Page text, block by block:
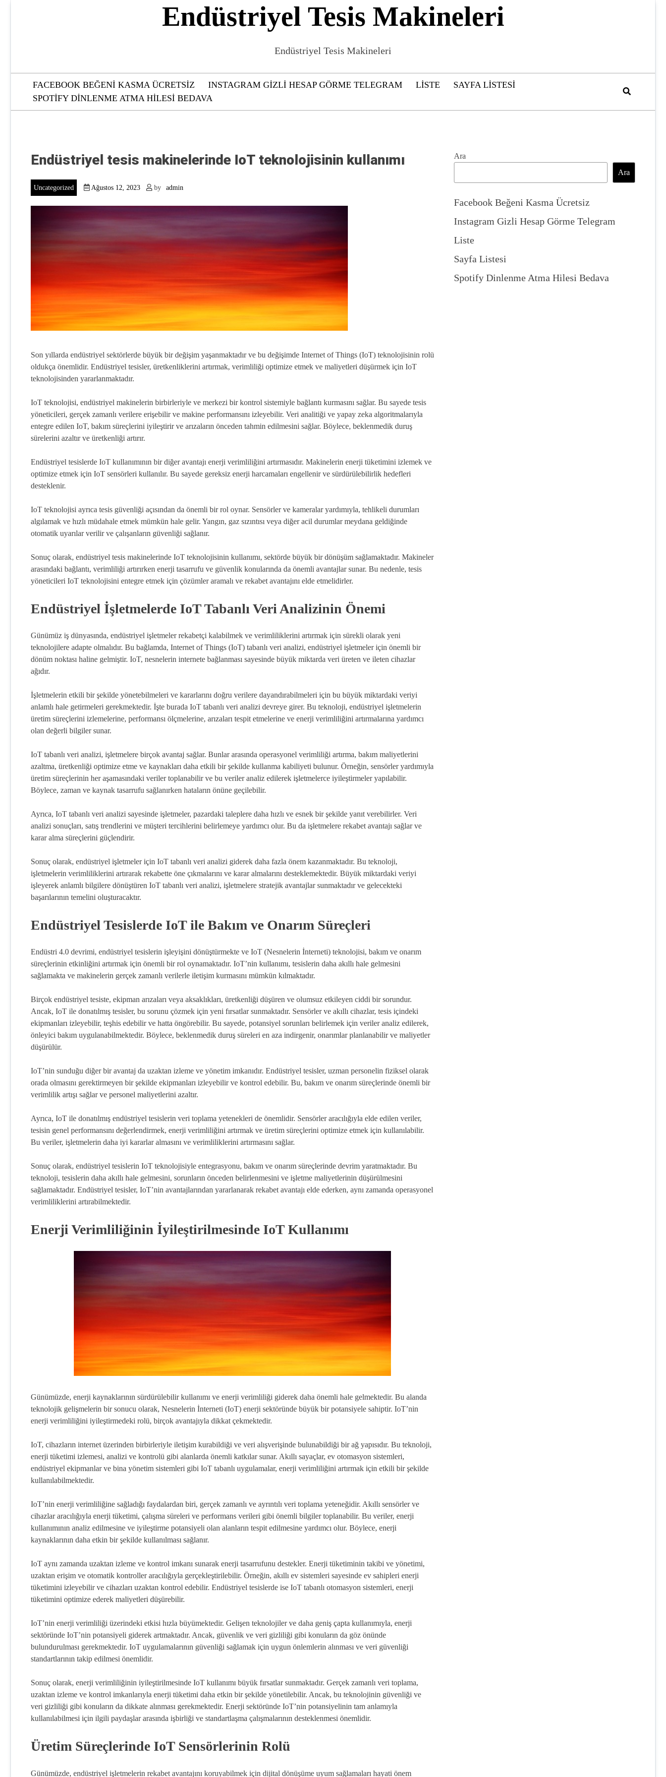
Endüstriyel Tesis Makineleri
Endüstriyel Tesis Makineleri
FACEBOOK BEĞENI KASMA ÜCRETSIZ INSTAGRAM GIZLI HESAP GÖRME TELEGRAM LISTE
SAYFA LISTESI
SPOTIFY DINLENME ATMA HILESI BEDAVA
Endüstriyel tesis makinelerinde IoT teknolojisinin kullanımı
Uncategorized Ağustos 12, 2023 by admin
Son yıllarda endüstriyel sektörlerde büyük bir değişim yaşanmaktadır ve bu değişimde Internet of Things (IoT) teknolojisinin rolü
oldukça önemlidir. Endüstriyel tesisler, üretkenliklerini artırmak, verimliliği optimize etmek ve maliyetleri düşürmek için IoT
teknolojisinden yararlanmaktadır.
IoT teknolojisi, endüstriyel makinelerin birbirleriyle ve merkezi bir kontrol sistemiyle bağlantı kurmasını sağlar. Bu sayede tesis
yöneticileri, gerçek zamanlı verilere erişebilir ve makine performansını izleyebilir. Veri analitiği ve yapay zeka algoritmalarıyla
entegre edilen IoT, bakım süreçlerini iyileştirir ve arızaların önceden tahmin edilmesini sağlar. Böylece, beklenmedik duruş
sürelerini azaltır ve üretkenliği artırır.
Endüstriyel tesislerde IoT kullanımının bir diğer avantajı enerji verimliliğini artırmasıdır. Makinelerin enerji tüketimini izlemek ve
optimize etmek için IoT sensörleri kullanılır. Bu sayede gereksiz enerji harcamaları engellenir ve sürdürülebilirlik hedefleri
desteklenir.
IoT teknolojisi ayrıca tesis güvenliği açısından da önemli bir rol oynar. Sensörler ve kameralar yardımıyla, tehlikeli durumları
algılamak ve hızlı müdahale etmek mümkün hale gelir. Yangın, gaz sızıntısı veya diğer acil durumlar meydana geldiğinde
otomatik uyarılar verilir ve çalışanların güvenliği sağlanır.
Sonuç olarak, endüstriyel tesis makinelerinde IoT teknolojisinin kullanımı, sektörde büyük bir dönüşüm sağlamaktadır. Makineler
arasındaki bağlantı, verimliliği artırırken enerji tasarrufu ve güvenlik konularında da önemli avantajlar sunar. Bu nedenle, tesis
yöneticileri IoT teknolojisini entegre etmek için çözümler aramalı ve rekabet avantajını elde etmelidirler.
Endüstriyel İşletmelerde IoT Tabanlı Veri Analizinin Önemi
Günümüz iş dünyasında, endüstriyel işletmeler rekabetçi kalabilmek ve verimliliklerini artırmak için sürekli olarak yeni
teknolojilere adapte olmalıdır. Bu bağlamda, Internet of Things (IoT) tabanlı veri analizi, endüstriyel işletmeler için önemli bir
dönüm noktası haline gelmiştir. IoT, nesnelerin internete bağlanması sayesinde büyük miktarda veri üreten ve ileten cihazlar
ağıdır.
İşletmelerin etkili bir şekilde yönetebilmeleri ve kararlarını doğru verilere dayandırabilmeleri için bu büyük miktardaki veriyi
anlamlı hale getirmeleri gerekmektedir. İşte burada IoT tabanlı veri analizi devreye girer. Bu teknoloji, endüstriyel işletmelerin
üretim süreçlerini izlemelerine, performansı ölçmelerine, arızaları tespit etmelerine ve enerji verimliliğini artırmalarına yardımcı
olan değerli bilgiler sunar.
IoT tabanlı veri analizi, işletmelere birçok avantaj sağlar. Bunlar arasında operasyonel verimliliği artırma, bakım maliyetlerini
azaltma, üretkenliği optimize etme ve kaynakları daha etkili bir şekilde kullanma kabiliyeti bulunur. Örneğin, sensörler yardımıyla
üretim süreçlerinin her aşamasındaki veriler toplanabilir ve bu veriler analiz edilerek işletmelerce iyileştirmeler yapılabilir.
Böylece, zaman ve kaynak tasarrufu sağlanırken hataların önüne geçilebilir.
Ayrıca, IoT tabanlı veri analizi sayesinde işletmeler, pazardaki taleplere daha hızlı ve esnek bir şekilde yanıt verebilirler. Veri
analizi sonuçları, satış trendlerini ve müşteri tercihlerini belirlemeye yardımcı olur. Bu da işletmelere rekabet avantajı sağlar ve
karar alma süreçlerini güçlendirir.
Sonuç olarak, endüstriyel işletmeler için IoT tabanlı veri analizi giderek daha fazla önem kazanmaktadır. Bu teknoloji,
işletmelerin verimliliklerini artırarak rekabette öne çıkmalarını ve karar almalarını desteklemektedir. Büyük miktardaki veriyi
işleyerek anlamlı bilgilere dönüştüren IoT tabanlı veri analizi, işletmelere stratejik avantajlar sunmaktadır ve gelecekteki
başarılarının temelini oluşturacaktır.
Endüstriyel Tesislerde IoT ile Bakım ve Onarım Süreçleri
Endüstri 4.0 devrimi, endüstriyel tesislerin işleyişini dönüştürmekte ve IoT (Nesnelerin İnterneti) teknolojisi, bakım ve onarım
süreçlerinin etkinliğini artırmak için önemli bir rol oynamaktadır. IoT’nin kullanımı, tesislerin daha akıllı hale gelmesini
sağlamakta ve makinelerin gerçek zamanlı verilerle iletişim kurmasını mümkün kılmaktadır.
Birçok endüstriyel tesiste, ekipman arızaları veya aksaklıkları, üretkenliği düşüren ve olumsuz etkileyen ciddi bir sorundur.
Ancak, IoT ile donatılmış tesisler, bu sorunu çözmek için yeni fırsatlar sunmaktadır. Sensörler ve akıllı cihazlar, tesis içindeki
ekipmanları izleyebilir, teşhis edebilir ve hatta öngörebilir. Bu sayede, potansiyel sorunları belirlemek için veriler analiz edilerek,
önleyici bakım uygulanabilmektedir. Böylece, beklenmedik duruş süreleri en aza indirgenir, onarımlar planlanabilir ve maliyetler
düşürülür.
IoT’nin sunduğu diğer bir avantaj da uzaktan izleme ve yönetim imkanıdır. Endüstriyel tesisler, uzman personelin fiziksel olarak
orada olmasını gerektirmeyen bir şekilde ekipmanları izleyebilir ve kontrol edebilir. Bu, bakım ve onarım süreçlerinde önemli bir
verimlilik artışı sağlar ve personel maliyetlerini azaltır.
Ayrıca, IoT ile donatılmış endüstriyel tesislerin veri toplama yetenekleri de önemlidir. Sensörler aracılığıyla elde edilen veriler,
tesisin genel performansını değerlendirmek, enerji verimliliğini artırmak ve üretim süreçlerini optimize etmek için kullanılabilir.
Bu veriler, işletmelerin daha iyi kararlar almasını ve verimliliklerini artırmasını sağlar.
Sonuç olarak, endüstriyel tesislerin IoT teknolojisiyle entegrasyonu, bakım ve onarım süreçlerinde devrim yaratmaktadır. Bu
teknoloji, tesislerin daha akıllı hale gelmesini, sorunların önceden belirlenmesini ve işletme maliyetlerinin düşürülmesini
sağlamaktadır. Endüstriyel tesisler, IoT’nin avantajlarından yararlanarak rekabet avantajı elde ederken, aynı zamanda operasyonel
verimliliklerini artırabilmektedir.
Enerji Verimliliğinin İyileştirilmesinde IoT Kullanımı
Günümüzde, enerji kaynaklarının sürdürülebilir kullanımı ve enerji verimliliği giderek daha önemli hale gelmektedir. Bu alanda
teknolojik gelişmelerin bir sonucu olarak, Nesnelerin İnterneti (IoT) enerji sektöründe büyük bir potansiyele sahiptir. IoT’nin
enerji verimliliğini iyileştirmedeki rolü, birçok avantajıyla dikkat çekmektedir.
IoT, cihazların internet üzerinden birbirleriyle iletişim kurabildiği ve veri alışverişinde bulunabildiği bir ağ yapısıdır. Bu teknoloji,
enerji tüketimi izlemesi, analizi ve kontrolü gibi alanlarda önemli katkılar sunar. Akıllı sayaçlar, ev otomasyon sistemleri,
endüstriyel ekipmanlar ve bina yönetim sistemleri gibi IoT tabanlı uygulamalar, enerji verimliliğini artırmak için etkili bir şekilde
kullanılabilmektedir.
IoT’nin enerji verimliliğine sağladığı faydalardan biri, gerçek zamanlı ve ayrıntılı veri toplama yeteneğidir. Akıllı sensörler ve
cihazlar aracılığıyla enerji tüketimi, çalışma süreleri ve performans verileri gibi önemli bilgiler toplanabilir. Bu veriler, enerji
kullanımının analiz edilmesine ve iyileştirme potansiyeli olan alanların tespit edilmesine yardımcı olur. Böylece, enerji
kaynaklarının daha etkin bir şekilde kullanılması sağlanır.
IoT aynı zamanda uzaktan izleme ve kontrol imkanı sunarak enerji tasarrufunu destekler. Enerji tüketiminin takibi ve yönetimi,
uzaktan erişim ve otomatik kontroller aracılığıyla gerçekleştirilebilir. Örneğin, akıllı ev sistemleri sayesinde ev sahipleri enerji
tüketimini izleyebilir ve cihazları uzaktan kontrol edebilir. Endüstriyel tesislerde ise IoT tabanlı otomasyon sistemleri, enerji
tüketimini optimize ederek maliyetleri düşürebilir.
IoT’nin enerji verimliliği üzerindeki etkisi hızla büyümektedir. Gelişen teknolojiler ve daha geniş çapta kullanımıyla, enerji
sektöründe IoT’nin potansiyeli giderek artmaktadır. Ancak, güvenlik ve veri gizliliği gibi konuların da göz önünde
bulundurulması gerekmektedir. IoT uygulamalarının güvenliği sağlamak için uygun önlemlerin alınması ve veri güvenliği
standartlarının takip edilmesi önemlidir.
Sonuç olarak, enerji verimliliğinin iyileştirilmesinde IoT kullanımı büyük fırsatlar sunmaktadır. Gerçek zamanlı veri toplama,
uzaktan izleme ve kontrol imkanlarıyla enerji tüketimi daha etkin bir şekilde yönetilebilir. Ancak, bu teknolojinin güvenliği ve
veri gizliliği gibi konuların da dikkate alınması gerekmektedir. Enerji sektöründe IoT’nin potansiyelinin tam anlamıyla
kullanılabilmesi için ilgili paydaşlar arasında işbirliği ve standartlaşma çalışmalarının desteklenmesi önemlidir.
Üretim Süreçlerinde IoT Sensörlerinin Rolü
Günümüzde, endüstriyel işletmelerin rekabet avantajını koruyabilmek için dijital dönüşüme uyum sağlamaları hayati önem
Ara
Ara
Facebook Beğeni Kasma Ücretsiz
Instagram Gizli Hesap Görme Telegram
Liste
Sayfa Listesi
Spotify Dinlenme Atma Hilesi Bedava